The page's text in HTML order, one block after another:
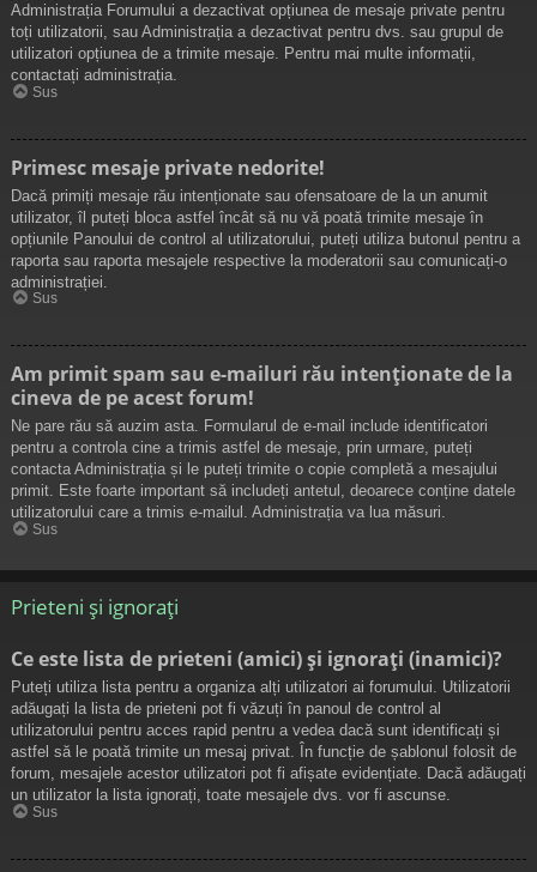
Administrația Forumului a dezactivat opțiunea de mesaje private pentru
toți utilizatorii, sau Administrația a dezactivat pentru dvs. sau grupul de
utilizatori opțiunea de a trimite mesaje. Pentru mai multe informații,
contactați administrația.
Sus
Primesc mesaje private nedorite!
Dacă primiți mesaje rău intenționate sau ofensatoare de la un anumit
utilizator, îl puteți bloca astfel încât să nu vă poată trimite mesaje în
opțiunile Panoului de control al utilizatorului, puteți utiliza butonul pentru a
raporta sau raporta mesajele respective la moderatorii sau comunicați-o
administrației.
Sus
Am primit spam sau e-mailuri rău intenționate de la
cineva de pe acest forum!
Ne pare rău să auzim asta. Formularul de e-mail include identificatori
pentru a controla cine a trimis astfel de mesaje, prin urmare, puteți
contacta Administrația și le puteți trimite o copie completă a mesajului
primit. Este foarte important să includeți antetul, deoarece conține datele
utilizatorului care a trimis e-mailul. Administrația va lua măsuri.
Sus
Prieteni și ignorați
Ce este lista de prieteni (amici) și ignorați (inamici)?
Puteți utiliza lista pentru a organiza alți utilizatori ai forumului. Utilizatorii
adăugați la lista de prieteni pot fi văzuți în panoul de control al
utilizatorului pentru acces rapid pentru a vedea dacă sunt identificați și
astfel să le poată trimite un mesaj privat. În funcție de șablonul folosit de
forum, mesajele acestor utilizatori pot fi afișate evidențiate. Dacă adăugați
un utilizator la lista ignorați, toate mesajele dvs. vor fi ascunse.
Sus